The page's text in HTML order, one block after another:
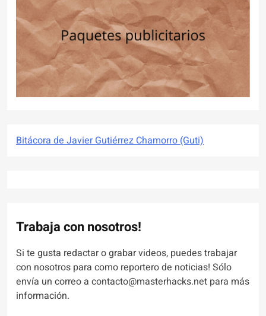
Bitácora de Javier Gutiérrez Chamorro (Guti)
Trabaja con nosotros!
Si te gusta redactar o grabar videos, puedes trabajar
con nosotros para como reportero de noticias! Sólo
envía un correo a contacto@masterhacks.net para más
información.